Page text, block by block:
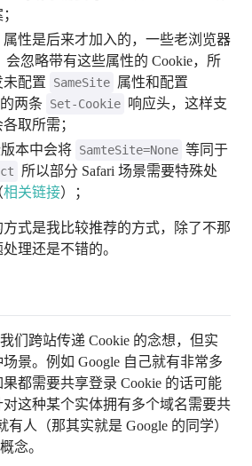
属性是后来才加入的，一些老浏览器
会忽略带有这些属性的 Cookie，所
未配置
SameSite 属性和配置
两条 Set-Cookie
响应头，这样支
取所需；
本中会将 SamteSite=None 等同于
所以部分 Safari 场景需要特殊处
相关链接）；
式是我比较推荐的方式，除了不那
理还是不错的。
们跨站传递 Cookie 的念想，但实
景。例如 Google 自己就有非常多
都需要共享登录 Cookie 的话可能
这种某个实体拥有多个域名需要共
有人（那其实就是 Google 的同学）
念。